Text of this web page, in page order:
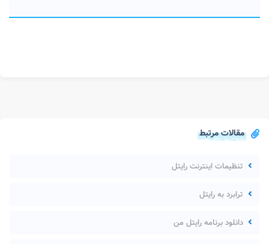
مقالات مرتبط
تنظیمات اینترنت رایتل
ترابرد به رایتل
دانلود برنامه رایتل من